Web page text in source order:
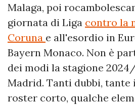
Malaga, poi
giornata di Liga contro la
Coruna e all'esordio in
Bayern Monaco. Non è
dei modi la stagione
Madrid. Tanti dubbi, tante
roster corto, qualche